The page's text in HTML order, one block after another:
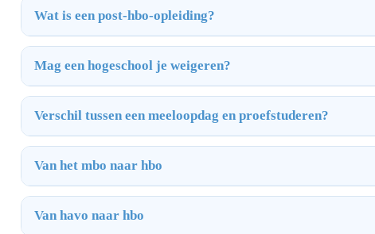
Wat is een post-hbo-opleiding?
Mag een hogeschool je weigeren?
Verschil tussen een meeloopdag en proefstuderen?
Van het mbo naar hbo
Van havo naar hbo